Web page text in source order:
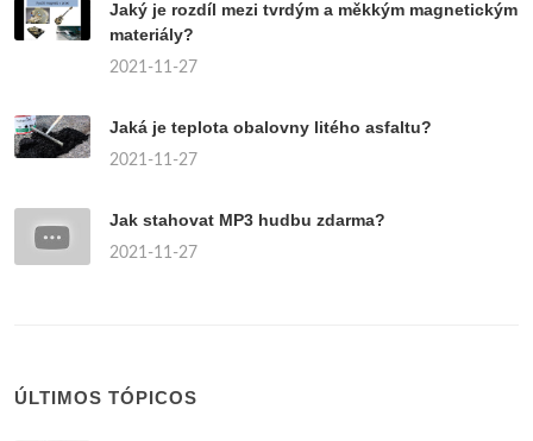
Jaký je rozdíl mezi tvrdým a měkkým magnetickým
materiály?
2021-11-27
Jaká je teplota obalovny litého asfaltu?
2021-11-27
Jak stahovat MP3 hudbu zdarma?
2021-11-27
ÚLTIMOS TÓPICOS